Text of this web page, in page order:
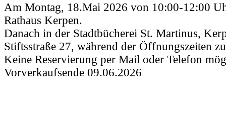
Am Montag, 18.Mai 2026 von 10:00-12:00
Rathaus Kerpen.
Danach in der Stadtbücherei St. Martinus,
Stiftsstraße 27, während der Öffnungszeiten
Keine Reservierung per Mail oder Telefon
Vorverkaufsende 09.06.2026